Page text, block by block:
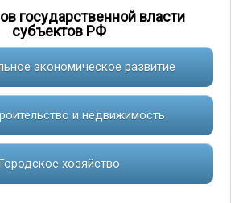
государственной власти
субъектов РФ
экономическое развитие
и недвижимость
хозяйство